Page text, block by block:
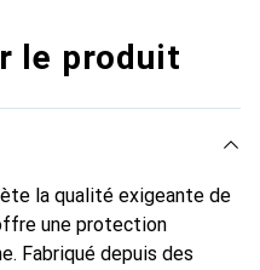
le produit
la qualité exigeante de
une protection
Fabriqué depuis des